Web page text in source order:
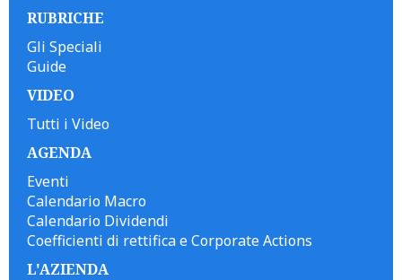
RUBRICHE
Gli Speciali
Guide
VIDEO
Tutti i Video
AGENDA
Eventi
Calendario Macro
Calendario Dividendi
Coefficienti di rettifica e Corporate Actions
L'AZIENDA